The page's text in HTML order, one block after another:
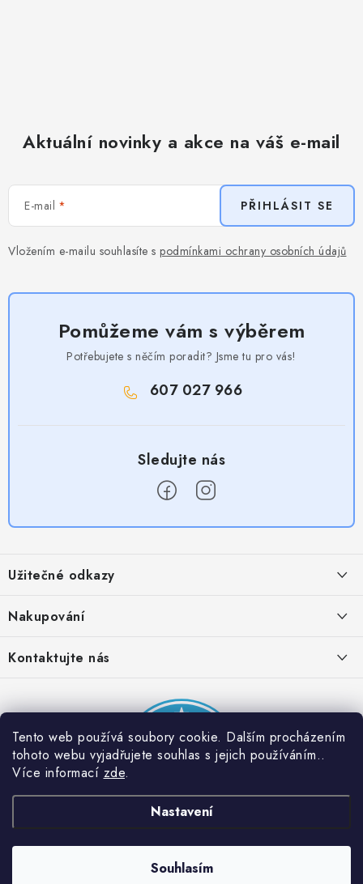
Tento web používá soubory cookie. Dalším procházením
tohoto webu vyjadřujete souhlas s jejich používáním..
Více informací zde.
Nastavení
Souhlasím
Aktuální novinky a akce na váš e-mail
E-mail
Vložením e-mailu souhlasíte s podmínkami ochrany osobních údajů
PŘIHLÁSIT SE
Pomůžeme vám s výběrem
Potřebujete s něčím poradit? Jsme tu pro vás!
607 027 966
p
a
Užitečné odkazy
Provizní systém
Partner stránek: Super plecháček
Nakupování
Podmínky akce 2 + 1 zdarma
Kontaktujte nás
Dobrý triko. Všechna práva vyhrazena.